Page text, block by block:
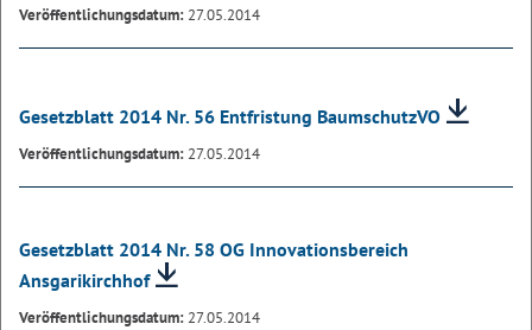
Veröffentlichungsdatum: 27.05.2014
Gesetzblatt 2014 Nr. 56 Entfristung BaumschutzVO
Veröffentlichungsdatum: 27.05.2014
Gesetzblatt 2014 Nr. 58 OG Innovationsbereich
Ansgarikirchhof
Veröffentlichungsdatum: 27.05.2014